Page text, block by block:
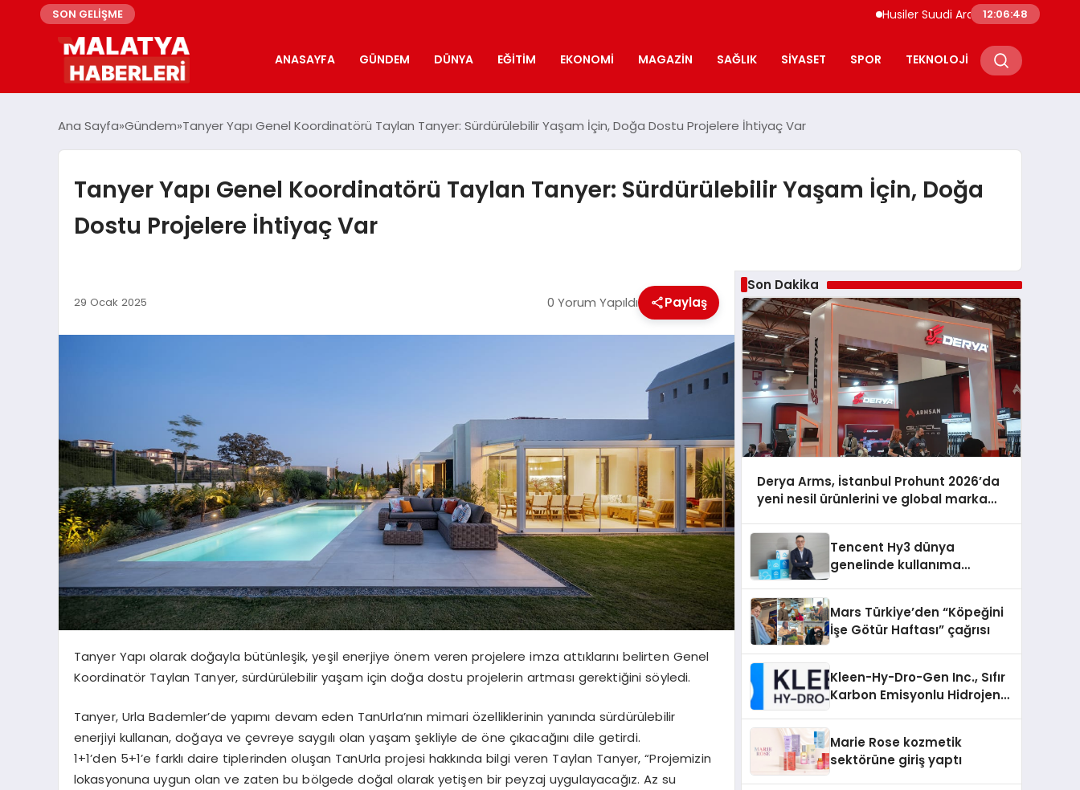
SON GELİŞME Husiler Suudi Arabistan Necran
12:06:49
ANASAYFA GÜNDEM DÜNYA EĞITIM EKONOMI MAGAZIN SAĞLIK SIYASET SPOR TEKNOLOJI
Ana Sayfa Gündem Tanyer Yapı Genel Koordinatörü Taylan Tanyer: Sürdürülebilir Yaşam İçin, Doğa Dostu Projelere İhtiyaç Var
Tanyer Yapı Genel Koordinatörü Taylan Tanyer: Sürdürülebilir Yaşam İçin, Doğa
Dostu Projelere İhtiyaç Var
29 Ocak 2025 0 Yorum Yapıldı Paylaş
Tanyer Yapı olarak doğayla bütünleşik, yeşil enerjiye önem veren projelere imza attıklarını belirten Genel
Koordinatör Taylan Tanyer, sürdürülebilir yaşam için doğa dostu projelerin artması gerektiğini söyledi.
Tanyer, Urla Bademler’de yapımı devam eden TanUrla’nın mimari özelliklerinin yanında sürdürülebilir
enerjiyi kullanan, doğaya ve çevreye saygılı olan yaşam şekliyle de öne çıkacağını dile getirdi.
1+1’den 5+1’e farklı daire tiplerinden oluşan TanUrla projesi hakkında bilgi veren Taylan Tanyer, “Projemizin
lokasyonuna uygun olan ve zaten bu bölgede doğal olarak yetişen bir peyzaj uygulayacağız. Az su
Son Dakika
Derya Arms, İstanbul Prohunt 2026’da
yeni nesil ürünlerini ve global marka
Tencent Hy3 dünya
genelinde kullanıma
Mars Türkiye’den “Köpeğini
İşe Götür Haftası” çağrısı
Kleen-Hy-Dro-Gen Inc., Sıfır
Karbon Emisyonlu Hidrojen
Aldı
Marie Rose kozmetik
sektörüne giriş yaptı